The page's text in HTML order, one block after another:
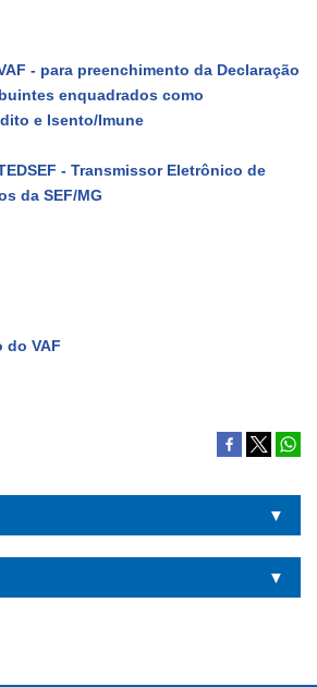
- para preenchimento da Declaração
enquadrados como
e Isento/Imune
- Transmissor Eletrônico de
da SEF/MG
do VAF